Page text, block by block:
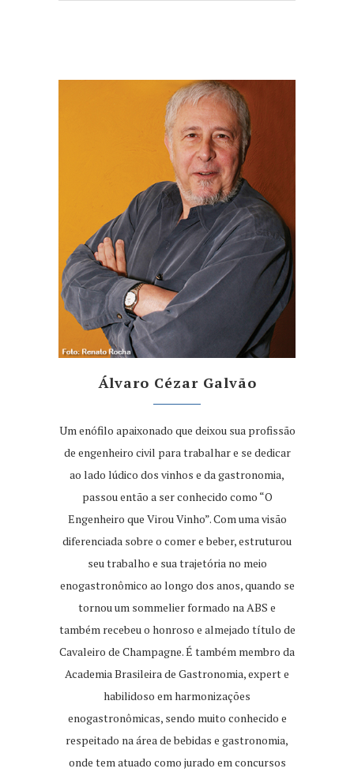
Álvaro Cézar Galvão
Um enófilo apaixonado que deixou sua profissão
de engenheiro civil para trabalhar e se dedicar
ao lado lúdico dos vinhos e da gastronomia,
passou então a ser conhecido como “O
Engenheiro que Virou Vinho”. Com uma visão
diferenciada sobre o comer e beber, estruturou
seu trabalho e sua trajetória no meio
enogastronômico ao longo dos anos, quando se
tornou um sommelier formado na ABS e
também recebeu o honroso e almejado título de
Cavaleiro de Champagne. É também membro da
Academia Brasileira de Gastronomia, expert e
habilidoso em harmonizações
enogastronômicas, sendo muito conhecido e
respeitado na área de bebidas e gastronomia,
onde tem atuado como jurado em concursos